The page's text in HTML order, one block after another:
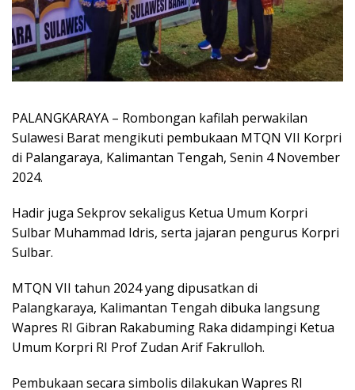
PALANGKARAYA – Rombongan kafilah perwakilan
Sulawesi Barat mengikuti pembukaan MTQN VII Korpri
di Palangaraya, Kalimantan Tengah, Senin 4 November
2024.
Hadir juga Sekprov sekaligus Ketua Umum Korpri
Sulbar Muhammad Idris, serta jajaran pengurus Korpri
Sulbar.
MTQN VII tahun 2024 yang dipusatkan di
Palangkaraya, Kalimantan Tengah dibuka langsung
Wapres RI Gibran Rakabuming Raka didampingi Ketua
Umum Korpri RI Prof Zudan Arif Fakrulloh.
Pembukaan secara simbolis dilakukan Wapres RI